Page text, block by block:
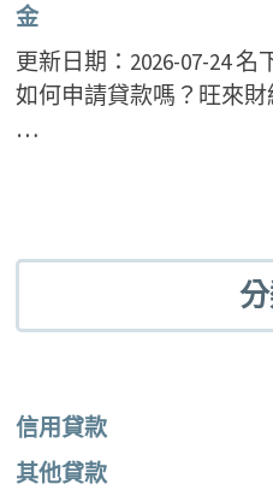
金
更新日期：2026-07-24
如何申請貸款嗎？旺來
…
信用貸款
其他貸款